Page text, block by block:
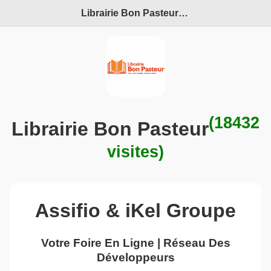
Librairie Bon Pasteur
Librairie Bon Pasteur(18432
visites)
Assifio & iKel Groupe
Votre Foire En Ligne | Réseau Des
Développeurs